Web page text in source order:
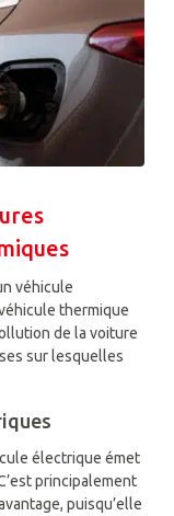
véhicule
thermique
de la voiture
sur lesquelles
électrique émet
principalement
puisqu’elle